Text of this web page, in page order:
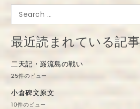
ゲ
ー
シ
ョ
ン
Search
for:
最近読まれている記事
二天記・巌流島の戦い
25件のビュー
小倉碑文原文
10件のビュー